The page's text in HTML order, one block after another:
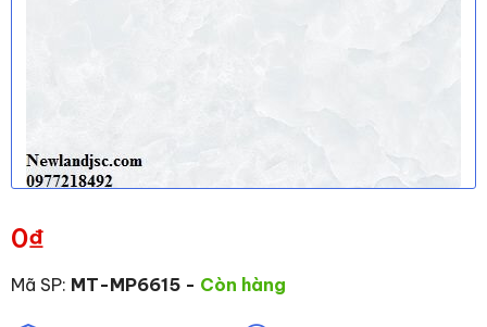
0₫
Mã SP: MT-MP6615 - Còn hàng